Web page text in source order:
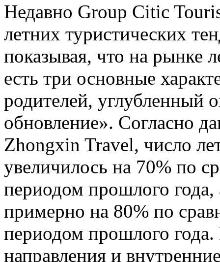
Недавно Group Citic
летних туристических
показывая, что на рынке
есть три основные
родителей, углубленный
обновление». Согласно
Zhongxin Travel, число
увеличилось на 70% по
периодом прошлого
примерно на 80% по
периодом прошлого года.
направления и